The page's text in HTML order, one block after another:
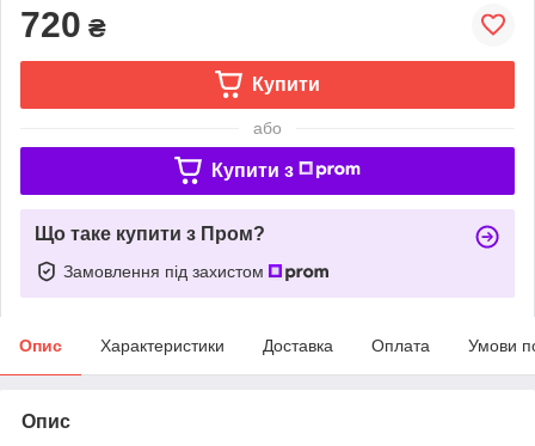
720 ₴
Купити
або
Купити з
Що таке купити з Пром?
Замовлення під захистом
Опис Характеристики Доставка Оплата Умови
Опис